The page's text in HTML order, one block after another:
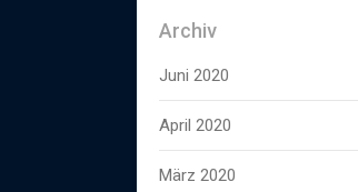
Archiv
Juni 2020
April 2020
März 2020